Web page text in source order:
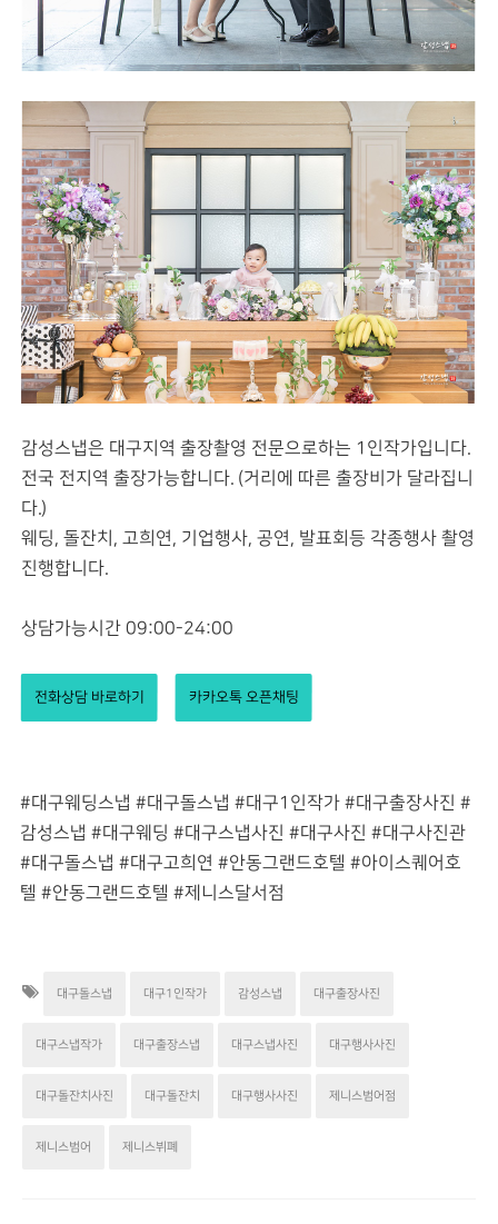
감성스냅은 대구지역 출장촬영 전문으로하는 1인작가입니다.
전국 전지역 출장가능합니다. (거리에 따른 출장비가 달라집니
다.)
웨딩, 돌잔치, 고희연, 기업행사, 공연, 발표회등 각종행사 촬영
진행합니다.
상담가능시간 09:00-24:00
전화상담 바로하기 카카오톡 오픈채팅
#대구웨딩스냅 #대구돌스냅 #대구1인작가 #대구출장사진 #
감성스냅 #대구웨딩 #대구스냅사진 #대구사진 #대구사진관
#대구돌스냅 #대구고희연 #안동그랜드호텔 #아이스퀘어호
텔 #안동그랜드호텔 #제니스달서점
대구돌스냅 대구1인작가 감성스냅 대구출장사진
대구스냅작가 대구출장스냅 대구스냅사진 대구행사사진
대구돌잔치사진 대구돌잔치 대구행사사진 제니스범어점
제니스범어 제니스뷔폐